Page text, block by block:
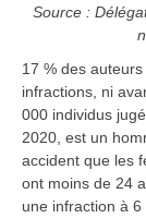
Source :
17 % des auteurs
infractions, ni
000 individus
2020, est un
accident que les
ont moins de 24
une infraction à 6